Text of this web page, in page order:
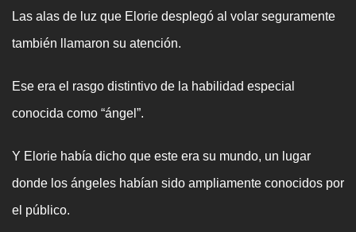
Las alas de luz que Elorie desplegó al volar seguramente
también llamaron su atención.
Ese era el rasgo distintivo de la habilidad especial
conocida como “ángel”.
Y Elorie había dicho que este era su mundo, un lugar
donde los ángeles habían sido ampliamente conocidos por
el público.